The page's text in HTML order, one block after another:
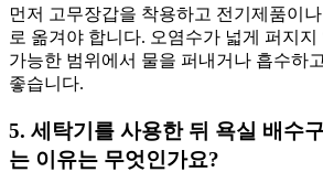
먼저 고무장갑을 착용하고 전기제품이
로 옮겨야 합니다. 오염수가 넓게 퍼지
가능한 범위에서 물을 퍼내거나 흡수하
좋습니다.
5. 세탁기를 사용한 뒤 욕실 배수
는 이유는 무엇인가요?